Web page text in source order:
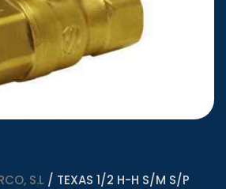
S.L / TEXAS 1/2 H-H S/M S/P